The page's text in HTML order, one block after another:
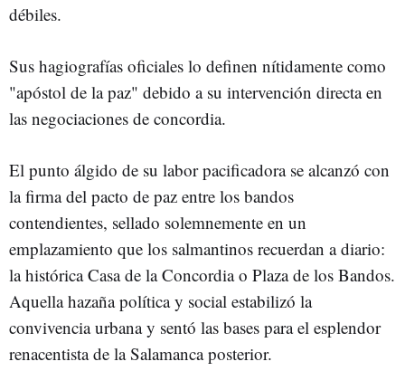
débiles.
Sus hagiografías oficiales lo definen nítidamente como
"apóstol de la paz" debido a su intervención directa en
las negociaciones de concordia.
El punto álgido de su labor pacificadora se alcanzó con
la firma del pacto de paz entre los bandos
contendientes, sellado solemnemente en un
emplazamiento que los salmantinos recuerdan a diario:
la histórica Casa de la Concordia o Plaza de los Bandos.
Aquella hazaña política y social estabilizó la
convivencia urbana y sentó las bases para el esplendor
renacentista de la Salamanca posterior.